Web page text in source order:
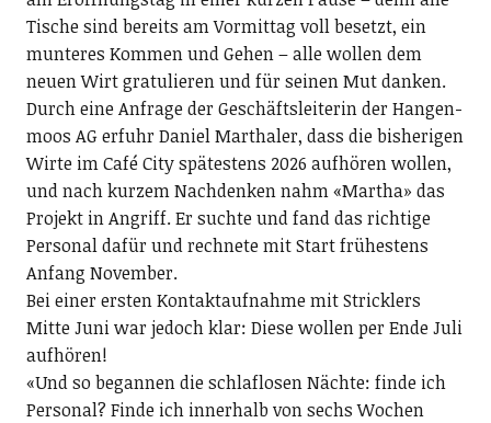
Tische sind bereits am Vormittag voll besetzt, ein
munteres Kommen und Gehen – alle wollen dem
neuen Wirt gratulieren und für seinen Mut danken.
Durch eine Anfrage der Geschäftsleiterin der Han­gen­
moos AG erfuhr Daniel Marthaler, dass die bisherigen
Wirte im Café City spätestens 2026 aufhören wollen,
und nach kurzem Nachdenken nahm «Martha» das
Projekt in Angriff. Er suchte und fand das richtige
Personal dafür und rechnete mit Start frühestens
Anfang November.
Bei einer ersten Kontaktaufnahme mit Stricklers
Mitte Juni war jedoch klar: Diese wollen per Ende Juli
aufhören!
«Und so begannen die schlaflosen Nächte: finde ich
Personal? Finde ich innerhalb von sechs Wochen